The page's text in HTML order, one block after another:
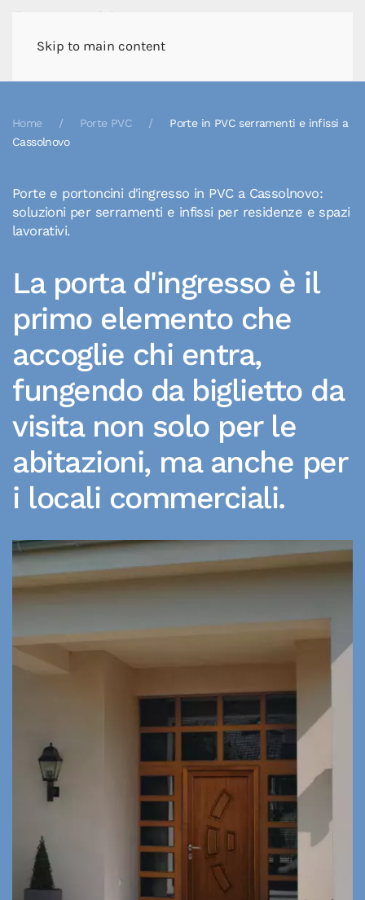
Skip to main content
Home Porte PVC
Porte in PVC serramenti e infissi a
Cassolnovo
Porte e portoncini d'ingresso in PVC a Cassolnovo:
soluzioni per serramenti e infissi per residenze e spazi
lavorativi.
La porta d'ingresso è il
primo elemento che
accoglie chi entra,
fungendo da biglietto da
visita non solo per le
abitazioni, ma anche per
i locali commerciali.